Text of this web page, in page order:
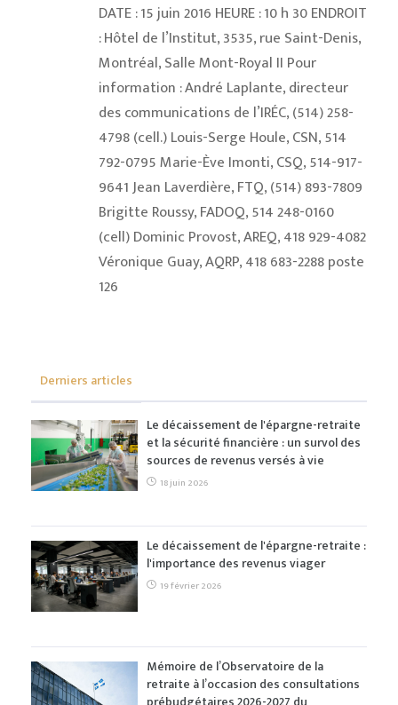
DATE : 15 juin 2016 HEURE : 10 h 30 ENDROIT
: Hôtel de l’Institut, 3535, rue Saint-Denis,
Montréal, Salle Mont-Royal II Pour
information : André Laplante, directeur
des communications de l’IRÉC, (514) 258-
4798 (cell.) Louis-Serge Houle, CSN, 514
792-0795 Marie-Ève Imonti, CSQ, 514-917-
9641 Jean Laverdière, FTQ, (514) 893-7809
Brigitte Roussy, FADOQ, 514 248-0160
(cell) Dominic Provost, AREQ, 418 929-4082
Véronique Guay, AQRP, 418 683-2288 poste
126
Derniers articles
Le décaissement de l'épargne-retraite
et la sécurité financière : un survol des
sources de revenus versés à vie
18 juin 2026
Le décaissement de l'épargne-retraite :
l'importance des revenus viager
19 février 2026
Mémoire de l’Observatoire de la
retraite à l’occasion des consultations